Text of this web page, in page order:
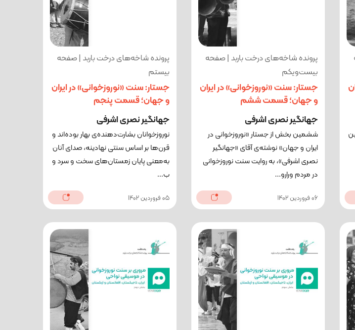
پرونده شاخه‌های درخت باربد | صفحه
بیست‌ویکم
جستار: سنت «نوروزخوانی» در ایران
و جهان؛ قسمت ششم
جهانگیر نصری اشرفی
ششمین بخش از جستار «نوروزخوانی در
ایران و جهان» نوشته‌ی آقای «جهانگیر
نصری اشرفی»، به روایت سنت نوروزخوانی
در مردم ورارو...
06 فروردین 1402
پرونده شاخه‌های درخت باربد | صفحه
بیستم
جستار: سنت «نوروزخوانی» در ایران
و جهان؛ قسمت پنجم
جهانگیر نصری اشرفی
نوروزخوانان بشارت‌دهنده‌ی بهار بوده‌اند و
قرن‌ها بر ‌اساس سنتی نهادینه، صدای آنان
به‌معنی پایان زمستان‌های سخت و سرد و
ب...
05 فروردین 1402